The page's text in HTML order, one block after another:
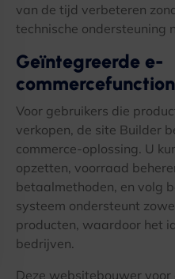
van de tijd verbeteren
technische ondersteuning
Geïntegreerde e-
Voor gebruikers die
verkopen, de site Builder
commerce-oplossing. U
opzetten, voorraad
betaalmethoden, en volg
systeem ondersteunt
producten, waardoor het
bedrijven.
Deze websitebouwer